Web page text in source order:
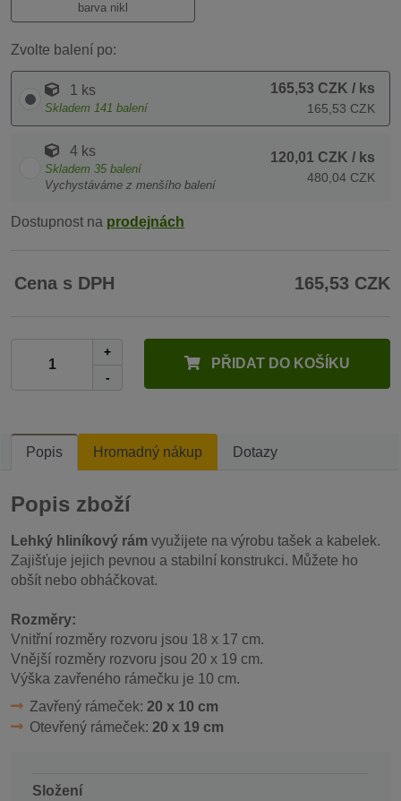
barva nikl
Zvolte balení po:
1 ks
Skladem 141 balení
165,53 CZK / ks
165,53 CZK
4 ks
Skladem 35 balení
Vychystáváme z menšího balení
120,01 CZK / ks
480,04 CZK
Dostupnost na prodejnách
Cena s DPH 165,53 CZK
+
-
PŘIDAT DO KOŠÍKU
Popis Hromadný nákup Dotazy
Popis zboží
Lehký hliníkový rám využijete na výrobu tašek a kabelek.
Zajišťuje jejich pevnou a stabilní konstrukci. Můžete ho
obšít nebo obháčkovat.
Rozměry:
Vnitřní rozměry rozvoru jsou 18 x 17 cm.
Vnější rozměry rozvoru jsou 20 x 19 cm.
Výška zavřeného rámečku je 10 cm.
Zavřený rámeček: 20 x 10 cm
Otevřený rámeček: 20 x 19 cm
Složení